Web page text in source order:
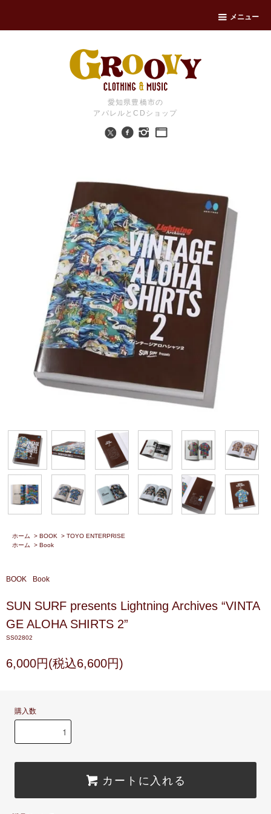
メニュー
愛知県豊橋市の
アパレルとCDショップ
ホーム > BOOK > TOYO ENTERPRISE
ホーム
> Book
BOOK Book
SUN SURF presents Lightning Archives “VINTA
GE ALOHA SHIRTS 2”
SS02802
6,000円(税込6,600円)
購入数
カートに入れる